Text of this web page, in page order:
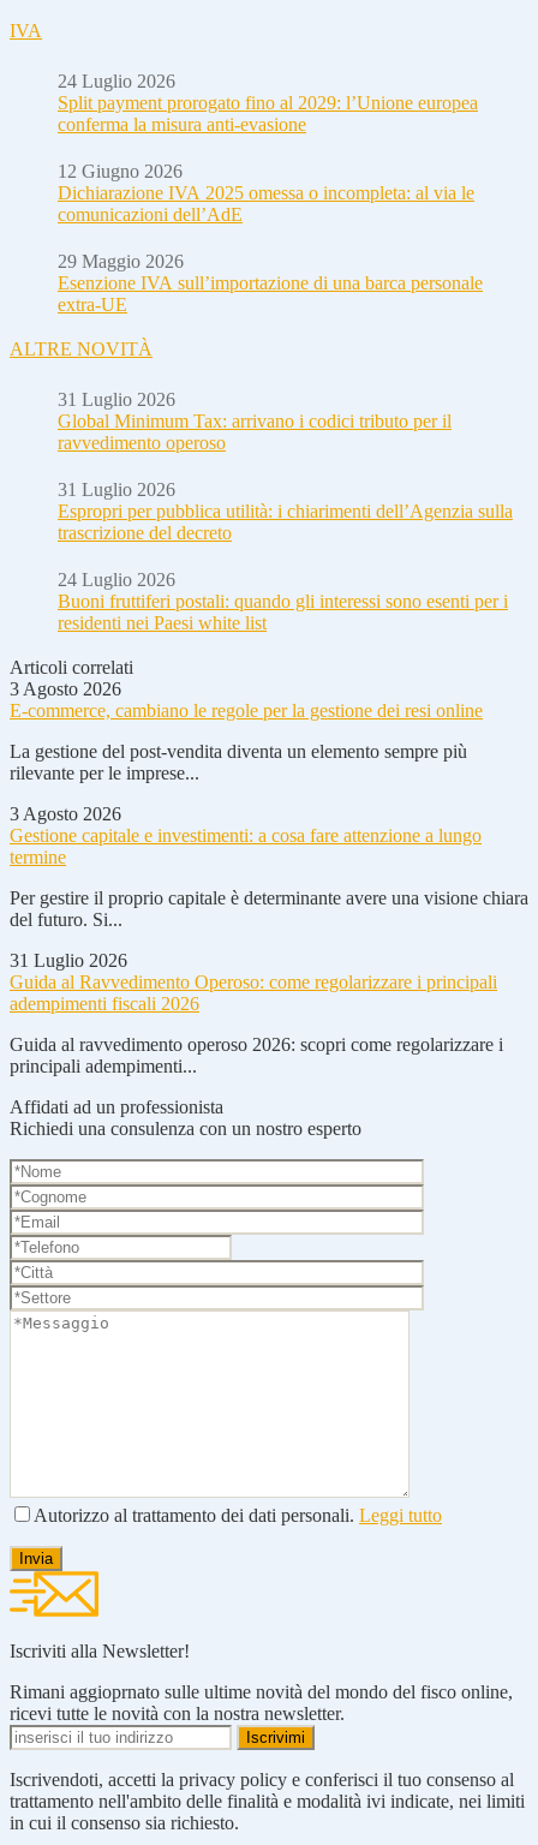
IVA
24 Luglio 2026
Split payment prorogato fino al 2029: l’Unione europea
conferma la misura anti-evasione
12 Giugno 2026
Dichiarazione IVA 2025 omessa o incompleta: al via le
comunicazioni dell’AdE
29 Maggio 2026
Esenzione IVA sull’importazione di una barca personale
extra-UE
ALTRE NOVITÀ
31 Luglio 2026
Global Minimum Tax: arrivano i codici tributo per il
ravvedimento operoso
31 Luglio 2026
Espropri per pubblica utilità: i chiarimenti dell’Agenzia sulla
trascrizione del decreto
24 Luglio 2026
Buoni fruttiferi postali: quando gli interessi sono esenti per i
residenti nei Paesi white list
Articoli correlati
3 Agosto 2026
E-commerce, cambiano le regole per la gestione dei resi online
La gestione del post-vendita diventa un elemento sempre più
rilevante per le imprese...
3 Agosto 2026
Gestione capitale e investimenti: a cosa fare attenzione a lungo
termine
Per gestire il proprio capitale è determinante avere una visione chiara
del futuro. Si...
31 Luglio 2026
Guida al Ravvedimento Operoso: come regolarizzare i principali
adempimenti fiscali 2026
Guida al ravvedimento operoso 2026: scopri come regolarizzare i
principali adempimenti...
Affidati ad un professionista
Richiedi una consulenza con un nostro esperto
Autorizzo al trattamento dei dati personali. Leggi tutto
Iscriviti alla Newsletter!
Rimani aggioprnato sulle ultime novità del mondo del fisco online,
ricevi tutte le novità con la nostra newsletter.
Iscrivendoti, accetti la privacy policy e conferisci il tuo consenso al
trattamento nell'ambito delle finalità e modalità ivi indicate, nei limiti
in cui il consenso sia richiesto.